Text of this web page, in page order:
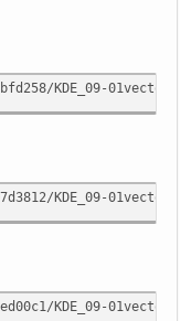
KDE_09-
KDE_09-
KDE_09-